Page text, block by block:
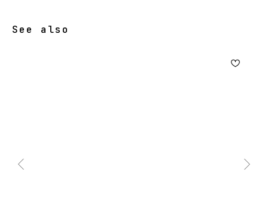
See also